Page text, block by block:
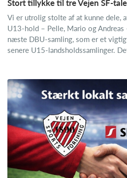
Stort tillykke til tre Vejen SF-
Vi er utrolig stolte af at kunne dele,
U13-hold – Pelle, Mario og
næste DBU-samling, som er et
senere U15-landsholdssamlinger.